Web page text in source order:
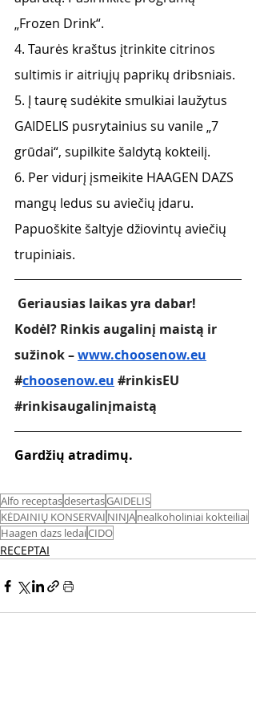
„Frozen Drink“.
4. Taurės kraštus įtrinkite citrinos
sultimis ir aitriųjų paprikų dribsniais.
5. Į taurę sudėkite smulkiai laužytus
GAIDELIS pusrytainius su vanile „7
grūdai“, supilkite šaldytą kokteilį.
6. Per vidurį įsmeikite HAAGEN DAZS
mangų ledus su aviečių įdaru.
Papuoškite šaltyje džiovintų aviečių
trupiniais.
Kodėl? Rinkis augalinį maistą ir
sužinok – www.choosenow.eu
#choosenow.eu #rinkisEU
#rinkisaugalinįmaistą
Gardžių atradimų.
Alfo receptasdesertasGAIDELIS
KĖDAINIŲ KONSERVAI NINJAnealkoholiniai kokteiliai
Haagen dazs ledaiCIDO
RECEPTAI